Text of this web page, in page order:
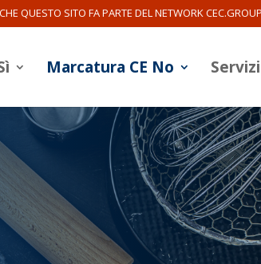
QUESTO SITO FA PARTE DEL NETWORK CEC.GROUP
Marcatura CE No Servizi